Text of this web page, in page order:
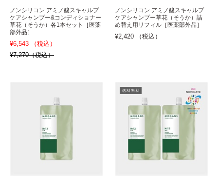
ノンシリコン アミノ酸スキャルプ
ケアシャンプー&コンディショナー
草花（そうか）各1本セット［医薬
部外品］
¥6,543 （税込）
¥7,270（税込）
ノンシリコン アミノ酸スキャルプ
ケアシャンプー草花（そうか）詰
め替え用リフィル［医薬部外品］
¥2,420 （税込）